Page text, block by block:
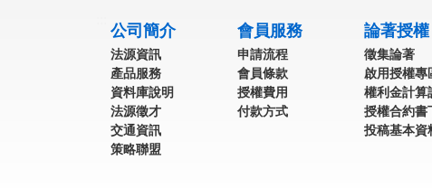
公司簡介
法源資訊
產品服務
資料庫說明
法源徵才
交通資訊
策略聯盟
會員服務
申請流程
會員條款
授權費用
付款方式
論著授權
徵集論著
啟用授權專
權利金計算
授權合約書
投稿基本資